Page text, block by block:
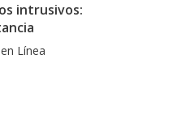
intrusivos:
Línea